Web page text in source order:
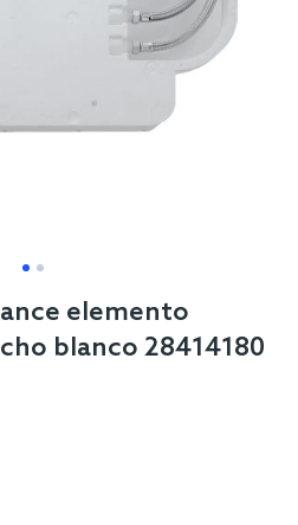
elemento
blanco 28414180